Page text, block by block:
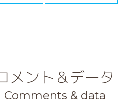
メント＆データ
Comments & data